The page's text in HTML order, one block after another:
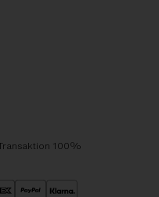
100%